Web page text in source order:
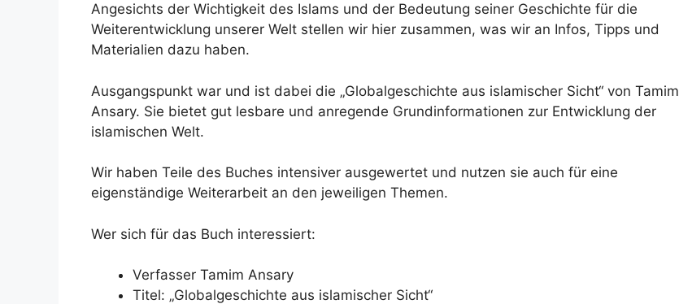
Angesichts der Wichtigkeit des Islams und der Bedeutung seiner Geschichte für die
Weiterentwicklung unserer Welt stellen wir hier zusammen, was wir an Infos, Tipps und
Materialien dazu haben.
Ausgangspunkt war und ist dabei die „Globalgeschichte aus islamischer Sicht“ von Tamim
Ansary. Sie bietet gut lesbare und anregende Grundinformationen zur Entwicklung der
islamischen Welt.
Wir haben Teile des Buches intensiver ausgewertet und nutzen sie auch für eine
eigenständige Weiterarbeit an den jeweiligen Themen.
Wer sich für das Buch interessiert:
Verfasser Tamim Ansary
Titel: „Globalgeschichte aus islamischer Sicht“